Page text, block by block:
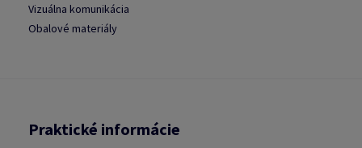
Vizuálna komunikácia
Obalové materiály
Praktické informácie